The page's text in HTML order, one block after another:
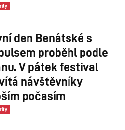
den Benátské s
proběhl podle
V pátek festival
návštěvníky
počasím